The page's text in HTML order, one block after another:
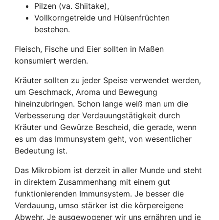
Pilzen (va. Shiitake),
Vollkorngetreide und Hülsenfrüchten
bestehen.
Fleisch, Fische und Eier sollten in Maßen
konsumiert werden.
Kräuter sollten zu jeder Speise verwendet werden,
um Geschmack, Aroma und Bewegung
hineinzubringen. Schon lange weiß man um die
Verbesserung der Verdauungstätigkeit durch
Kräuter und Gewürze Bescheid, die gerade, wenn
es um das Immunsystem geht, von wesentlicher
Bedeutung ist.
Das Mikrobiom ist derzeit in aller Munde und steht
in direktem Zusammenhang mit einem gut
funktionierenden Immunsystem. Je besser die
Verdauung, umso stärker ist die körpereigene
Abwehr. Je ausgewogener wir uns ernähren und je